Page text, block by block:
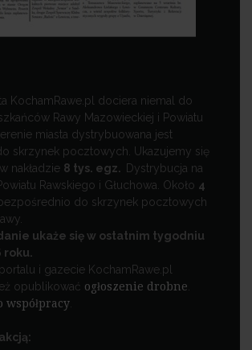
KochamRawe.pl dociera niemal do
Rawy Mazowieckiej i Powiatu
miasta dystrybuowana jest
skrzynek pocztowych. Ukazujemy się
nakładzie 8 tys. egz. Dystrybucja na
Rawskiego i Głuchowa. Około 4
do skrzynek pocztowych
ukaże się w ostatnim tygodniu
roku.
i gazecie KochamRawe.pl
opublikować ogłoszenie drobne.
współpracy.